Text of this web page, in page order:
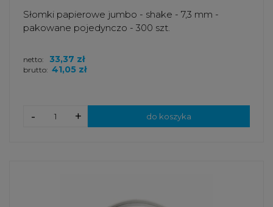
Słomki papierowe jumbo - shake - 7,3 mm -
pakowane pojedynczo - 300 szt.
brutto: 41,05 zł
netto: 33,37 zł
+
- do koszyka